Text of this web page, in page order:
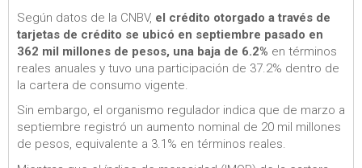
Según datos de la CNBV, el crédito otorgado a través de
tarjetas de crédito se ubicó en septiembre pasado en
362 mil millones de pesos, una baja de 6.2% en términos
reales anuales y tuvo una participación de 37.2% dentro de
la cartera de consumo vigente.
Sin embargo, el organismo regulador indica que de marzo a
septiembre registró un aumento nominal de 20 mil millones
de pesos, equivalente a 3.1% en términos reales.